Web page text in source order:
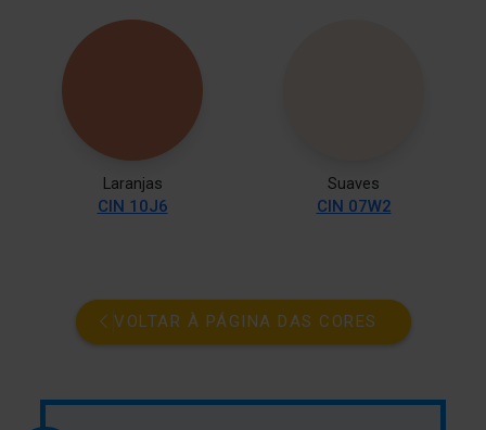
Laranjas
CIN 10J6
Suaves
CIN 07W2
VOLTAR À PÁGINA DAS CORES